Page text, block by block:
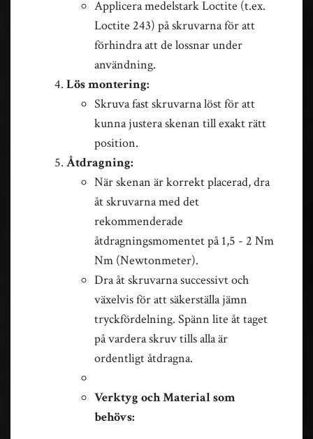
Applicera medelstark Loctite (t.ex.
Loctite 243) på skruvarna för att
förhindra att de lossnar under
användning.
Lös montering:
Skruva fast skruvarna löst för att
kunna justera skenan till exakt rätt
position.
Åtdragning:
När skenan är korrekt placerad, dra
åt skruvarna med det
rekommenderade
åtdragningsmomentet på 1,5 - 2 Nm
Nm (Newtonmeter).
Dra åt skruvarna successivt och
växelvis för att säkerställa jämn
tryckfördelning. Spänn lite åt taget
på vardera skruv tills alla är
ordentligt åtdragna.
Verktyg och Material som
behövs: